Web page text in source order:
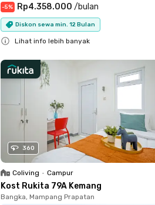
-5% Rp4.358.000 /bulan
Diskon sewa min. 12 Bulan
Lihat info lebih banyak
360
Coliving • Campur
Kost Rukita 79A Kemang
Bangka, Mampang Prapatan